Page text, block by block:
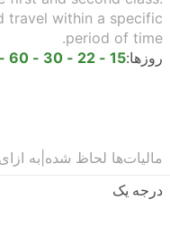
travel within a specific
period of time.
روزها:15 - 22 - 30 - 60 - 90
مالیات‌ها لحاظ شده به
درجه یک